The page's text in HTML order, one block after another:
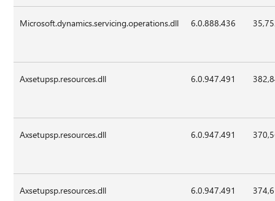
Microsoft.dynamics.servicing.operations.dll 6.0.888.436
Axsetupsp.resources.dll 6.0.947.491
Axsetupsp.resources.dll 6.0.947.491
Axsetupsp.resources.dll 6.0.947.491